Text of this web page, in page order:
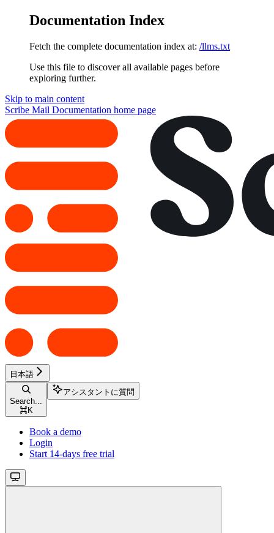
Documentation Index
Fetch the complete documentation index at: /llms.txt
Use this file to discover all available pages before
exploring further.
Skip to main content
Scribe Mail Documentation home page
日本語
Search...
⌘K
アシスタントに質問
Book a demo
Login
Start 14-days free trial